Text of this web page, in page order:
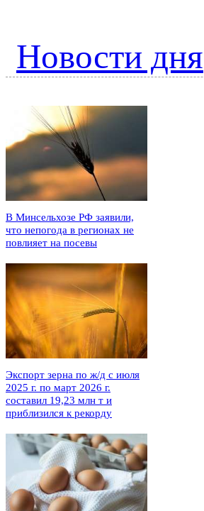
Новости дня
В Минсельхозе РФ заявили,
что непогода в регионах не
повлияет на посевы
Экспорт зерна по ж/д с июля
2025 г. по март 2026 г.
составил 19,23 млн т и
приблизился к рекорду